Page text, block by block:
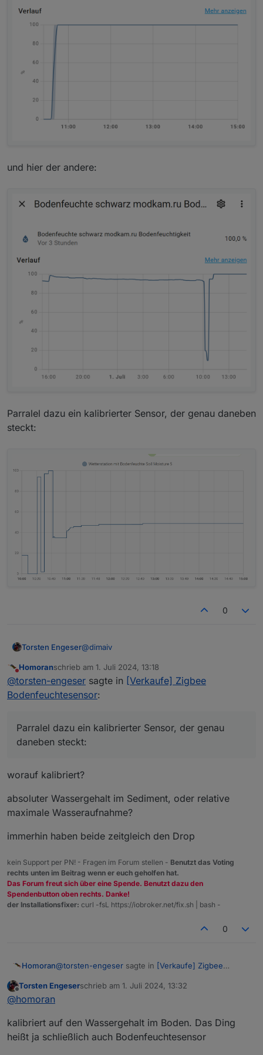
und hier der andere:
Parralel dazu ein kalibrierter Sensor, der genau daneben
steckt:
0
Torsten Engeser@dimaiv
hier der eine:
und hier der andere:
genau daneben steckt:
Nicht stören
Homoranschrieb am 1. Juli 2024, 13:18
zuletzt editiert von
@torsten-engeser sagte in [Verkaufe] Zigbee
Bodenfeuchtesensor:
Parralel dazu ein kalibrierter Sensor, der genau
daneben steckt:
worauf kalibriert?
absoluter Wassergehalt im Sediment, oder relative
maximale Wasseraufnahme?
immerhin haben beide zeitgleich den Drop
kein Support per PN! - Fragen im Forum stellen - Benutzt das Voting
rechts unten im Beitrag wenn er euch geholfen hat.
Das Forum freut sich über eine Spende. Benutzt dazu den
Spendenbutton oben rechts. Danke!
der Installationsfixer: curl -fsL https://iobroker.net/fix.sh | bash -
0
Homoran@torsten-engeser sagte in [Verkaufe] Zigbee
worauf kalibriert?
absoluter Wassergehalt im Sediment, oder relative
Offline
Torsten Engeserschrieb am 1. Juli 2024, 13:32
zuletzt editiert von
@homoran
kalibriert auf den Wassergehalt im Boden. Das Ding
heißt ja schließlich auch Bodenfeuchtesensor